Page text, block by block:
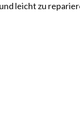
leicht zu